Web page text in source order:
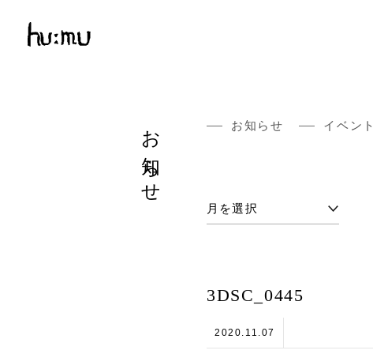
お知らせ お知らせ イベント
3DSC_0445
2020.11.07